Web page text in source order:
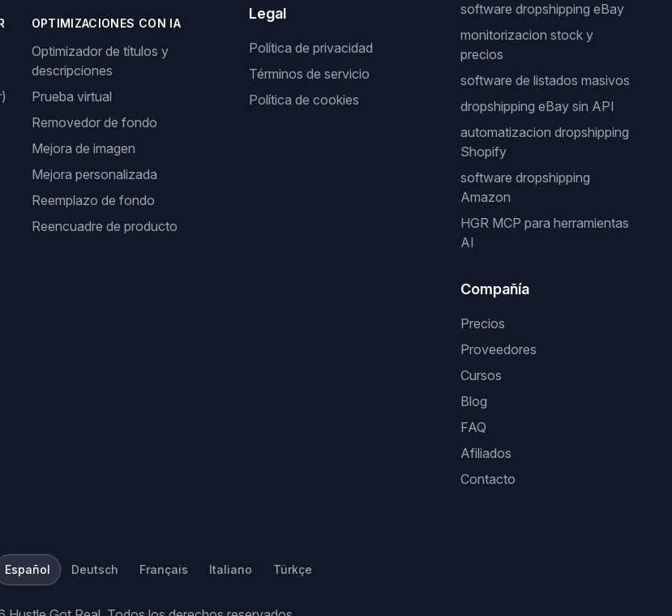
OPTIMIZACIONES CON IA
Optimizador de títulos y
descripciones
Prueba virtual
Removedor de fondo
Mejora de imagen
Mejora personalizada
Reemplazo de fondo
Reencuadre de producto
Legal
Política de privacidad
Términos de servicio
Política de cookies
software dropshipping eBay
monitorizacion stock y
precios
software de listados masivos
dropshipping eBay sin API
automatizacion dropshipping
Shopify
software dropshipping
Amazon
HGR MCP para herramientas
AI
Compañía
Precios
Proveedores
Cursos
Blog
FAQ
Afiliados
Contacto
Español Deutsch Français Italiano Türkçe